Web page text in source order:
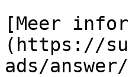
[Meer
(https://
ads/